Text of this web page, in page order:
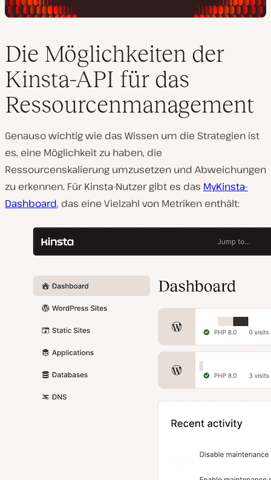
Die Möglichkeiten der
Kinsta-API für das
Ressourcenmanagement
Genauso wichtig wie das Wissen um die Strategien ist
es, eine Möglichkeit zu haben, die
Ressourcenskalierung umzusetzen und Abweichungen
zu erkennen. Für Kinsta-Nutzer gibt es das MyKinsta-
Dashboard, das eine Vielzahl von Metriken enthält: